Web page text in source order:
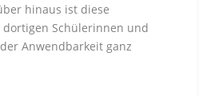
hinaus ist diese
Schülerinnen und
Anwendbarkeit ganz